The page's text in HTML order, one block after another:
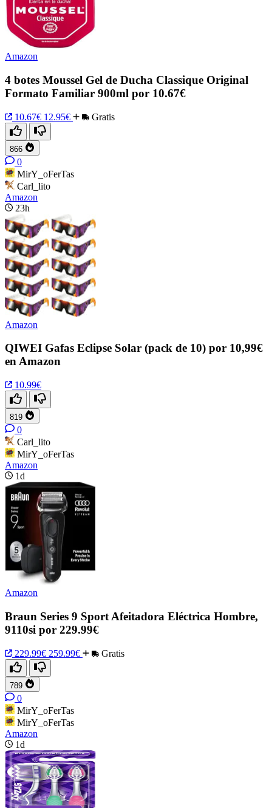
Amazon
4 botes Moussel Gel de Ducha Classique Original
Formato Familiar 900ml por 10.67€
10.67€ 12.95€ Gratis
866
0
MirY_oFerTas
Carl_lito
Amazon
23h
Amazon
QIWEI Gafas Eclipse Solar (pack de 10) por 10,99€
en Amazon
10.99€
819
0
Carl_lito
MirY_oFerTas
Amazon
1d
Amazon
Braun Series 9 Sport Afeitadora Eléctrica Hombre,
9110si por 229.99€
229.99€ 259.99€ Gratis
789
0
MirY_oFerTas
MirY_oFerTas
Amazon
1d